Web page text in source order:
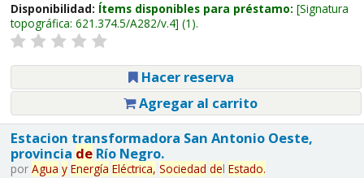
Disponibilidad: Ítems disponibles para préstamo: Signatura
topográfica: 621.374.5/A282/v.4 (1).
Hacer reserva
Agregar al carrito
Estacion transformadora San Antonio Oeste,
provincia deRío Negro.
por Agua y Energía Eléctrica, Sociedad del Estado.